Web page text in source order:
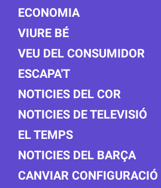
ECONOMIA
VIURE BÉ
VEU DEL CONSUMIDOR
ESCAPA'T
NOTICIES DEL COR
NOTICIES DE TELEVISIÓ
EL TEMPS
NOTICIES DEL BARÇA
CANVIAR CONFIGURACIÓ